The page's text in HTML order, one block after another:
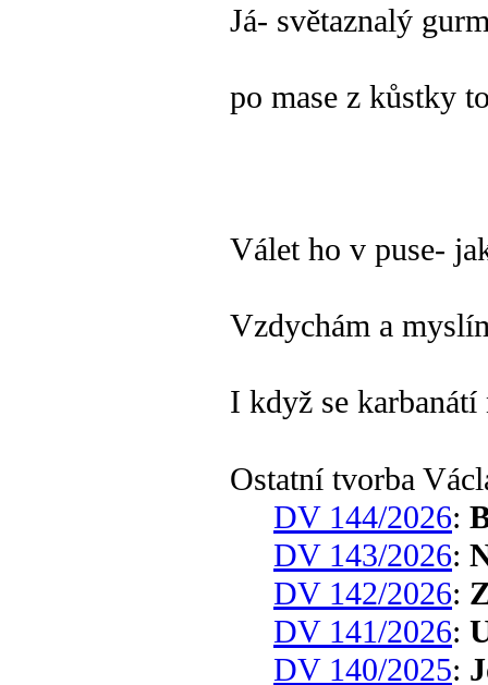
Já- světaznalý
po mase z kůstky
Válet ho v puse-
Vzdychám a
I když se karbanátí
Ostatní tvorba
DV 144/2026:
DV 143/2026:
DV 142/2026:
DV 141/2026:
DV 140/2025: